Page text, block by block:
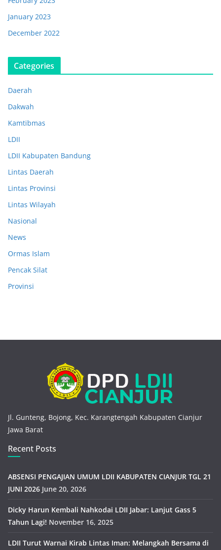
January 2023
December 2022
Categories
Daerah
Dakwah
Kamtibmas
LDII
LDII Kabupaten Bandung
Lintas Daerah
Lintas Provinsi
Lintas Wilayah
Nasional
News
Ormas Islam
Pencak Silat
Provinsi
Jl. Gunteng, Bojong, Kec. Karangtengah Kabupaten Cianjur
Jawa Barat
Recent Posts
ABSENSI PENGAJIAN UMUM LDII KABUPATEN CIANJUR TGL 21
JUNI 2026 June 20, 2026
Dicky Harun Kembali Nahkodai LDII Jabar: Lanjut Gass 5
Tahun Lagi! November 16, 2025
LDII Turut Warnai Kirab Lintas Iman: Melangkah Bersama di